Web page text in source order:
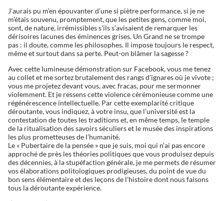
J’aurais pu m’en épouvanter d’une si piètre performance, si je ne
m’étais souvenu, promptement, que les petites gens, comme moi,
sont, de nature, irrémissibles s’ils s’avisaient de remarquer les
dérisoires lacunes des éminences grises. Un Grand ne se trompe
pas : il doute, comme les philosophes. Il impose toujours le respect,
même et surtout dans sa perte. Peut-on blâmer la sagesse ?
Avec cette lumineuse démonstration sur Facebook, vous me tenez
au collet et me sortez brutalement des rangs d’ignares où je vivote ;
vous me projetez devant vous, avec fracas, pour me sermonner
violemment. Et je ressens cette violence cérémonieuse comme une
régénérescence intellectuelle. Par cette exemplarité critique
déroutante, vous indiquez, à votre insu, que l’université est la
contestation de toutes les traditions et, en même temps, le temple
de la ritualisation des savoirs séculiers et le musée des inspirations
les plus prometteuses de l’humanité.
Le « Pubertaire de la pensée » que je suis, moi qui n’ai pas encore
approché de près les théories politiques que vous produisez depuis
des décennies, à la stupéfaction générale, je me permets de résumer
vos élaborations politologiques prodigieuses, du point de vue du
bon sens élémentaire et des leçons de l’histoire dont nous faisons
tous la déroutante expérience.